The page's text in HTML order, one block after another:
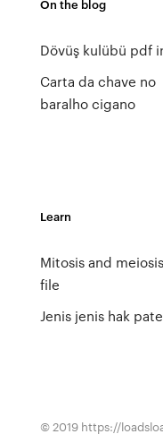
On the blog
Dövüş kulübü pdf
Carta da chave no
baralho cigano
Learn
Mitosis and
file
Jenis jenis hak
© 2019 https://